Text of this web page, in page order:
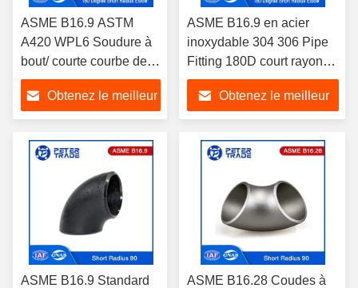
ASME B16.9 ASTM
A420 WPL6 Soudure à
bout/ courte courbe de
180 degrés sans couture
Obtenez le meilleur
ASME B16.9 en acier
inoxydable 304 306 Pipe
Fitting 180D court rayon
coude retour OEM OBM
Obtenez le meilleur
ASME B16.9 Standard
ASME B16.28 Coudes à